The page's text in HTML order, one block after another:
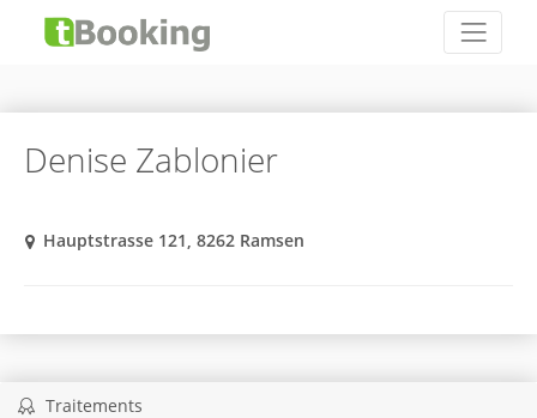
Denise Zablonier
Hauptstrasse 121, 8262 Ramsen
Traitements